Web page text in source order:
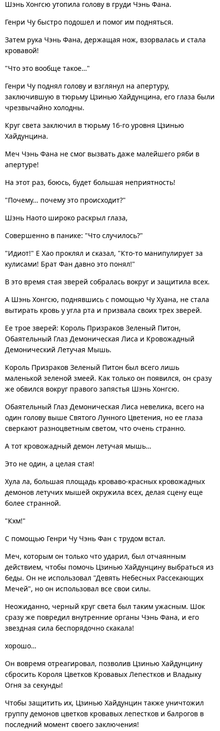
Шэнь Хонгсю утопила голову в груди Чэнь Фана.
Генри Чу быстро подошел и помог им подняться.
Затем рука Чэнь Фана, держащая нож, взорвалась и стала
кровавой!
"Что это вообще такое…"
Генри Чу поднял голову и взглянул на апертуру,
заключившую в тюрьму Цзинью Хайдунцина, его глаза были
чрезвычайно холодны.
Круг света заключил в тюрьму 16-го уровня Цзинью
Хайдунцина.
Меч Чэнь Фана не смог вызвать даже малейшего ряби в
апертуре!
На этот раз, боюсь, будет большая неприятность!
"Почему… почему это происходит?"
Шэнь Наото широко раскрыл глаза,
Совершенно в панике: "Что случилось?"
"Идиот!" Е Хао проклял и сказал, "Кто-то манипулирует за
кулисами! Брат Фан давно это понял!"
В это время стая зверей собралась вокруг и защитила всех.
А Шэнь Хонгсю, поднявшись с помощью Чу Хуана, не стала
вытирать кровь у угла рта и призвала своих трех зверей.
Ее трое зверей: Король Призраков Зеленый Питон,
Обаятельный Глаз Демоническая Лиса и Кровожадный
Демонический Летучая Мышь.
Король Призраков Зеленый Питон был всего лишь
маленькой зеленой змеей. Как только он появился, он сразу
же обвился вокруг правого запястья Шэнь Хонгсю.
Обаятельный Глаз Демоническая Лиса невелика, всего на
один голову выше Святого Лунного Цветения, но ее глаза
сверкают разноцветным светом, что очень странно.
А тот кровожадный демон летучая мышь…
Это не один, а целая стая!
Хула ла, большая площадь кроваво-красных кровожадных
демонов летучих мышей окружила всех, делая сцену еще
более странной.
"Кхм!"
С помощью Генри Чу Чэнь Фан с трудом встал.
Меч, которым он только что ударил, был отчаянным
действием, чтобы помочь Цзинью Хайдунцину выбраться из
беды. Он не использовал "Девять Небесных Рассекающих
Мечей", но он использовал все свои силы.
Неожиданно, черный круг света был таким ужасным. Шок
сразу же повредил внутренние органы Чэнь Фана, и его
звездная сила беспорядочно скакала!
хорошо…
Он вовремя отреагировал, позволив Цзинью Хайдунцину
сбросить Короля Цветков Кровавых Лепестков и Владыку
Огня за секунды!
Чтобы защитить их, Цзинью Хайдунцин также уничтожил
группу демонов цветков кровавых лепестков и балрогов в
последний момент своего заключения!